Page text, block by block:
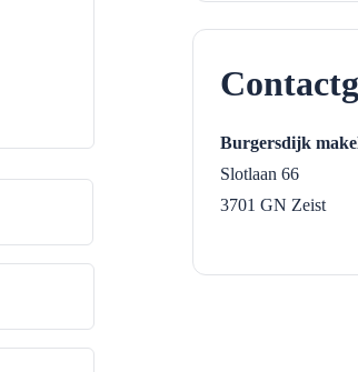
Burgersdijk
Slotlaan 66
3701 GN Zeist